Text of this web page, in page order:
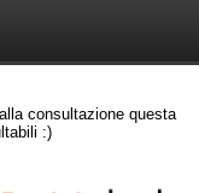
consultazione questa
:)